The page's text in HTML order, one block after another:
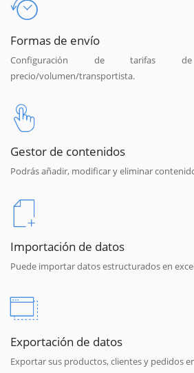
Formas de envío
Configuración de tarifas
precio/volumen/transportista.
Gestor de contenidos
Podrás añadir, modificar y eliminar
Importación de datos
Puede importar datos estructurados en
Exportación de datos
Exportar sus productos, clientes y pedidos